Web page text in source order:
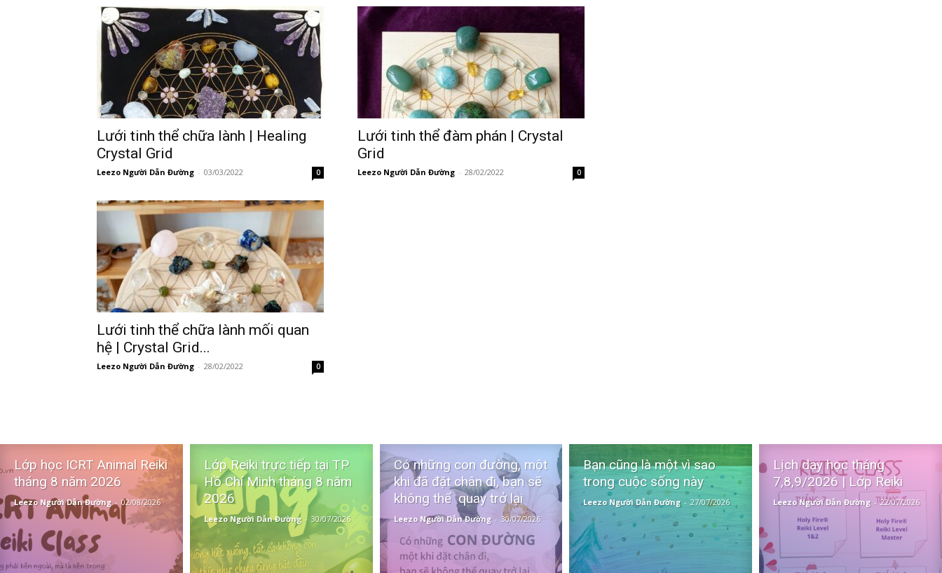
Lưới tinh thể chữa lành | Healing
Crystal Grid
Leezo Người Dẫn Đường - 03/03/2022 0
Lưới tinh thể đàm phán | Crystal
Grid
Leezo Người Dẫn Đường - 28/02/2022 0
Lưới tinh thể chữa lành mối quan
hệ | Crystal Grid...
Leezo Người Dẫn Đường - 28/02/2022 0
Lớp học ICRT Animal Reiki
tháng 8 năm 2026
Leezo Người Dẫn Đường - 02/08/2026
Lớp Reiki trực tiếp tại TP
Hồ Chí Minh tháng 8 năm
2026
Leezo Người Dẫn Đường - 30/07/2026
Có những con đường, một
khi đã đặt chân đi, bạn sẽ
không thể quay trở lại
Leezo Người Dẫn Đường - 30/07/2026
Bạn cũng là một vì sao
trong cuộc sống này
Leezo Người Dẫn Đường - 27/07/2026
Lịch dạy học tháng
7,8,9/2026 | Lớp Reiki
Leezo Người Dẫn Đường - 22/07/2026